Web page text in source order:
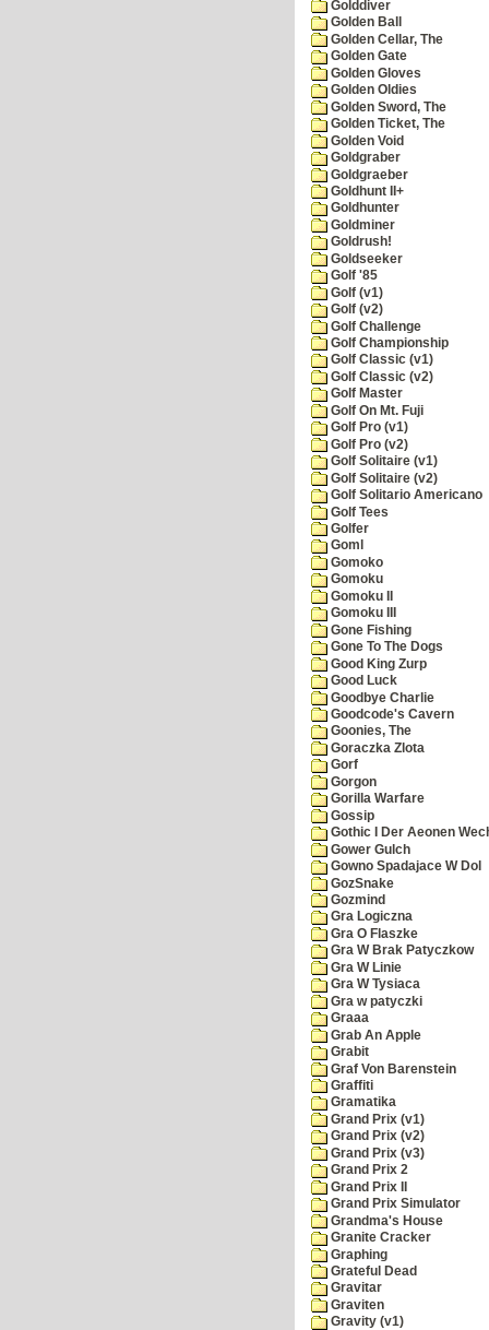
Golddiver
Golden Ball
Golden Cellar, The
Golden Gate
Golden Gloves
Golden Oldies
Golden Sword, The
Golden Ticket, The
Golden Void
Goldgraber
Goldgraeber
Goldhunt II+
Goldhunter
Goldminer
Goldrush!
Goldseeker
Golf '85
Golf (v1)
Golf (v2)
Golf Challenge
Golf Championship
Golf Classic (v1)
Golf Classic (v2)
Golf Master
Golf On Mt. Fuji
Golf Pro (v1)
Golf Pro (v2)
Golf Solitaire (v1)
Golf Solitaire (v2)
Golf Solitario Americano
Golf Tees
Golfer
Goml
Gomoko
Gomoku
Gomoku II
Gomoku III
Gone Fishing
Gone To The Dogs
Good King Zurp
Good Luck
Goodbye Charlie
Goodcode's Cavern
Goonies, The
Goraczka Zlota
Gorf
Gorgon
Gorilla Warfare
Gossip
Gothic I Der Aeonen
Gower Gulch
Gowno Spadajace W Dol
GozSnake
Gozmind
Gra Logiczna
Gra O Flaszke
Gra W Brak Patyczkow
Gra W Linie
Gra W Tysiaca
Gra w patyczki
Graaa
Grab An Apple
Grabit
Graf Von Barenstein
Graffiti
Gramatika
Grand Prix (v1)
Grand Prix (v2)
Grand Prix (v3)
Grand Prix 2
Grand Prix II
Grand Prix Simulator
Grandma's House
Granite Cracker
Graphing
Grateful Dead
Gravitar
Graviten
Gravity (v1)